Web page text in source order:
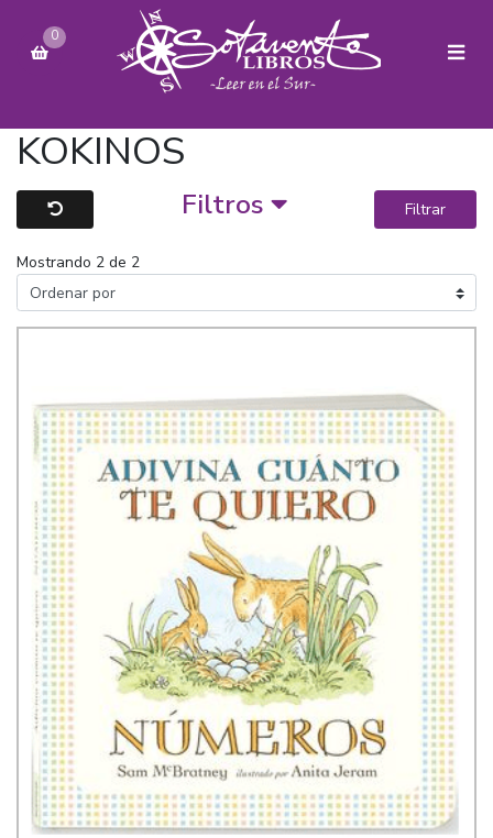
0
KOKINOS
Filtros Filtrar
Mostrando 2 de 2